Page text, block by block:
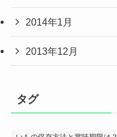
2014年1月
2013年12月
タグ